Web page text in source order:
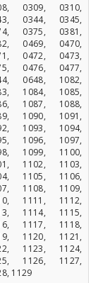
0309, 0310,
0344, 0345,
0375, 0381,
0469, 0470,
0472, 0473,
0476, 0477,
0648, 1082,
1084, 1085,
1087, 1088,
1090, 1091,
1093, 1094,
1096, 1097,
1099, 1100,
1102, 1103,
1105, 1106,
1108, 1109,
1111, 1112,
1114, 1115,
1117, 1118,
1120, 1121,
1123, 1124,
1126, 1127,
1129